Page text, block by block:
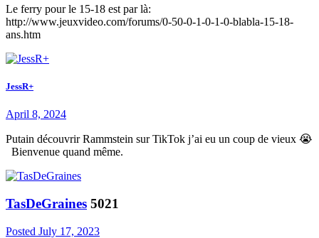
Le ferry pour le 15-18 est par là:
http://www.jeuxvideo.com/forums/0-50-0-1-0-1-0-blabla-15-18-
ans.htm
JessR+
April 8, 2024
Putain découvrir Rammstein sur TikTok j’ai eu un coup de vieux 😭
Bienvenue quand même.
TasDeGraines 5021
Posted July 17, 2023